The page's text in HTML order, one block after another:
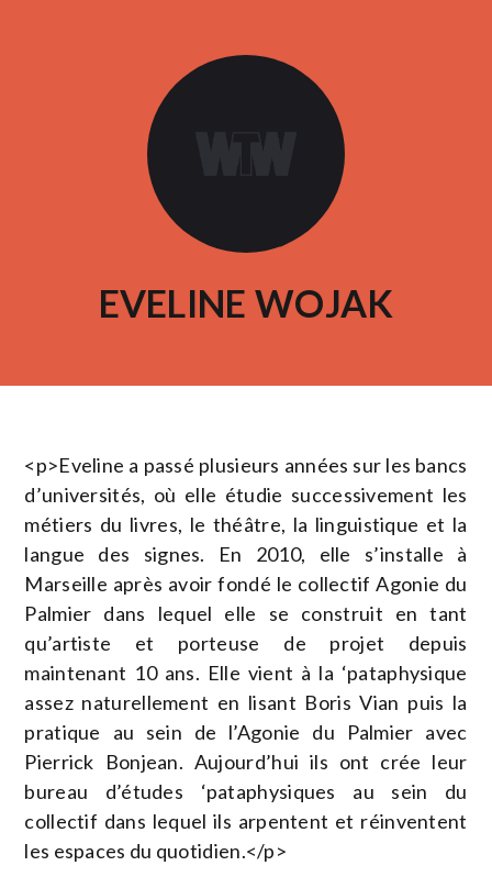
EVELINE WOJAK
<p>Eveline a passé plusieurs années sur les bancs
d’universités, où elle étudie successivement les
métiers du livres, le théâtre, la linguistique et la
langue des signes. En 2010, elle s’installe à
Marseille après avoir fondé le collectif Agonie du
Palmier dans lequel elle se construit en tant
qu’artiste et porteuse de projet depuis
maintenant 10 ans. Elle vient à la ‘pataphysique
assez naturellement en lisant Boris Vian puis la
pratique au sein de l’Agonie du Palmier avec
Pierrick Bonjean. Aujourd’hui ils ont crée leur
bureau d’études ‘pataphysiques au sein du
collectif dans lequel ils arpentent et réinventent
les espaces du quotidien.</p>